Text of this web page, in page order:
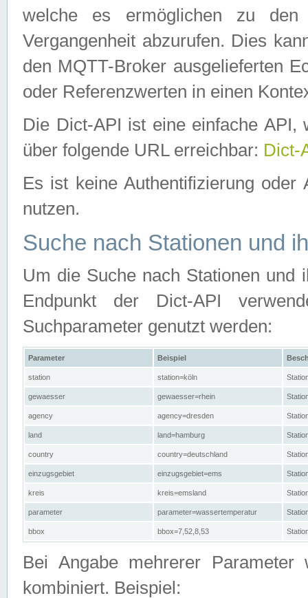
welche es ermöglichen zu den
Vergangenheit abzurufen. Dies
den MQTT-Broker ausgelieferten
oder Referenzwerten in einen
Die Dict-API ist eine einfache API,
über folgende URL erreichbar: Dict-
Es ist keine Authentifizierung
nutzen.
Suche nach Stationen und
Um die Suche nach Stationen und
Endpunkt der Dict-API
Suchparameter genutzt werden:
Parameter Beispiel
station station=köln
gewaesser gewaesser=rhein
agency agency=dresden
land land=hamburg
country country=deutschland
einzugsgebiet einzugsgebiet=ems
kreis kreis=emsland
parameter parameter=wassertemperatur
bbox bbox=7,52,8,53
Bei Angabe mehrerer Parameter
kombiniert. Beispiel: